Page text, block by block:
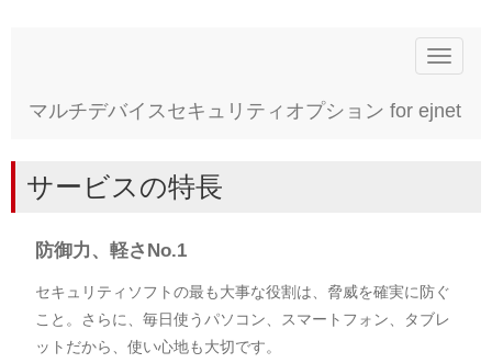
Toggle
マルチデバイスセキュリティオプション for ejnet
サービスの特長
防御力、軽さNo.1
セキュリティソフトの最も大事な役割は、脅威を確実に防ぐ
こと。さらに、毎日使うパソコン、スマートフォン、タブレ
ットだから、使い心地も大切です。